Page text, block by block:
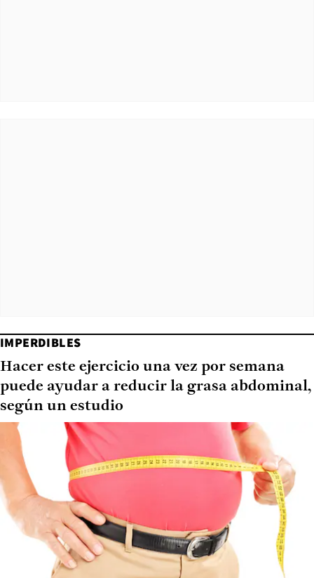
IMPERDIBLES
Hacer este ejercicio una vez por semana
puede ayudar a reducir la grasa abdominal,
según un estudio